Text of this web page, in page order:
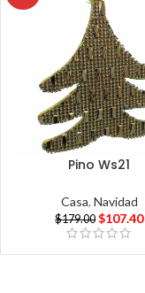
Pino Ws21
Casa, Navidad
$179.00 $107.40